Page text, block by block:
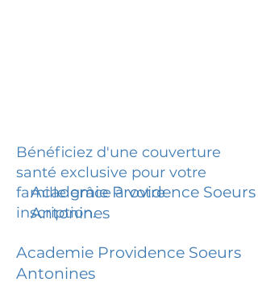
Bénéficiez d'une couverture
santé exclusive pour votre
famille grâce à votre
inscription.
Academie Providence Soeurs
Antonines
Academie Providence Soeurs
Antonines